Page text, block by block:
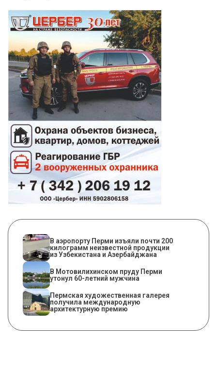
В аэропорту Перми изъяли почти 200
килограмм неизвестной продукции
из Узбекистана и Азербайджана
В Мотовилихинском пруду Перми
утонул 60-летний мужчина
Пермская художественная галерея
получила международную
архитектурную премию